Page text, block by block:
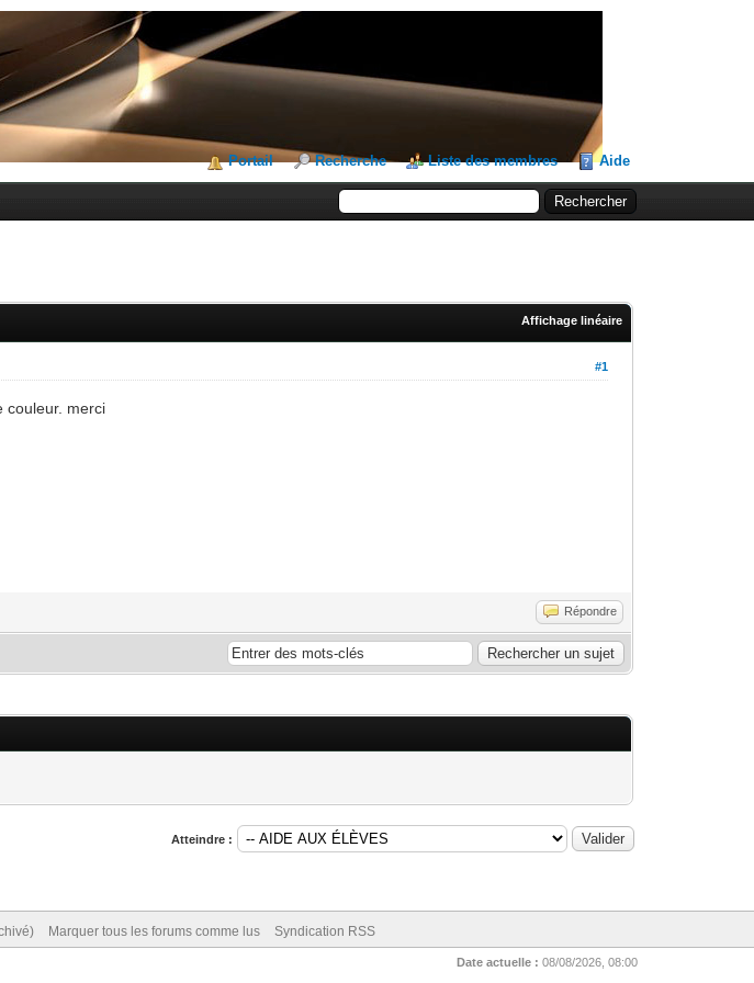
Portail Recherche Liste des membres Aide
Affichage linéaire
#1
couleur. merci
Répondre
Atteindre :
Marquer tous les forums comme lus Syndication RSS
Date actuelle : 08/08/2026, 08:00